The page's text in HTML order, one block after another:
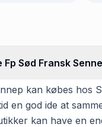
Sød Fransk
kan købes hos
en god ide at
kan have en